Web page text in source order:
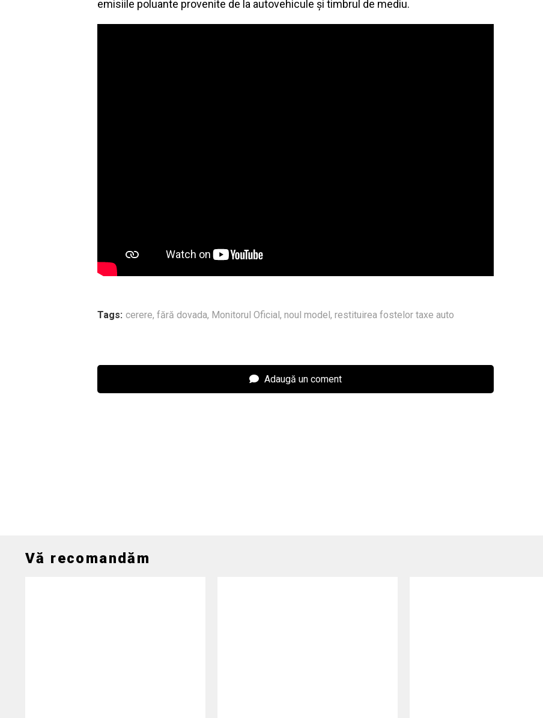
emisiile poluante provenite de la autovehicule şi timbrul de mediu.
Tags: cerere, fără dovada, Monitorul Oficial, noul model, restituirea fostelor taxe auto
Adaugă un coment
Vă recomandăm